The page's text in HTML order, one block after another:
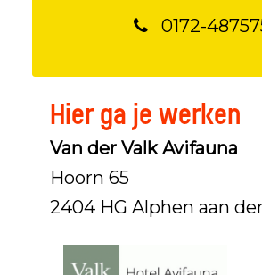
0172-
Hier ga je werken
Van der Valk Avifauna
Hoorn 65
2404 HG Alphen aan